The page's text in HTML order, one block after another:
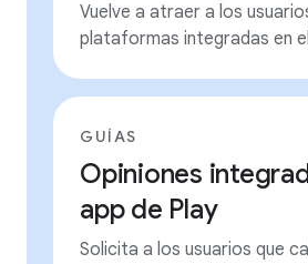
Vuelve a atraer a los
plataformas integradas en
GUÍAS
Opiniones
app de Play
Solicita a los usuarios que